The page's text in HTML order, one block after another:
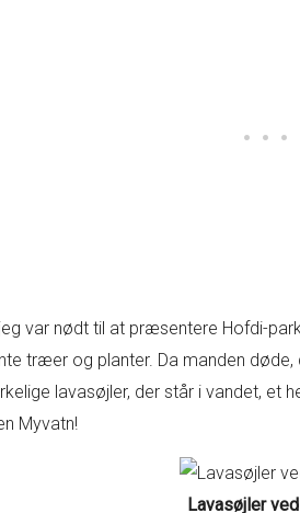
var nødt til at præsentere Hofdi-
træer og planter. Da manden døde,
lavasøjler, der står i vandet, et
Myvatn!
Lavasøjler